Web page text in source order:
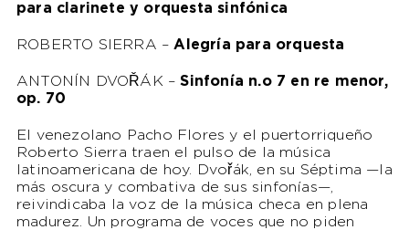
para clarinete y orquesta sinfónica
ROBERTO SIERRA – Alegría para orquesta
ANTONÍN DVOŘÁK –Sinfonía n.o 7 en re menor,
op. 70
El venezolano Pacho Flores y el puertorriqueño
Roberto Sierra traen el pulso de la música
latinoamericana de hoy. Dvořák, en su Séptima —la
más oscura y combativa de sus sinfonías—,
reivindicaba la voz de la música checa en plena
madurez. Un programa de voces que no piden